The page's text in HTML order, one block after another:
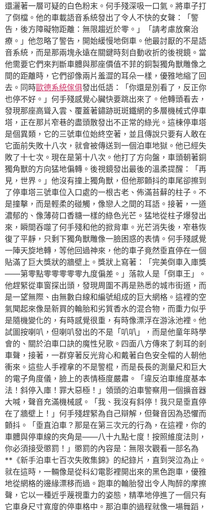
還灑著一層可疑的白色粉末。何手殘深吸一口氣。將車子打
了倒檔。他的車載語音系統發出了令人不快的女聲：「警
告，後方障礙物距離：無限趨近於零。」「請考慮放棄治
療。」他忽略了警告，開始緩慢地倒車。他最討厭的不是語
音系統，而是那兩塊永遠在關鍵時刻自動收折的後視鏡。當
他需要它們來判斷車體與那座價值不菲的銅製獨角獸雕像之
間的距離時，它們卻像兩片羞澀的耳朵一樣，優雅地縮了回
去。同時歐德系統傢俱發出低語：「你還是別看了，反正你
也停不好。」何手殘感覺心臟快要跳出來了。他轉頭看去，
發現那座高聳入雲、覆蓋著鏽跡斑斑鐵網的多層機械式停車
塔，正在那片窄巷的盡頭散發出不正常的綠光。這棟停車塔
是個異類，它的三號車位始終空著，並且傳說只要有人敢在
它面前失敗十八次，就會被傳送到一個泊車地獄。他已經失
敗了十七次。現在是第十八次。他打了方向盤，車頭朝著銅
獨角獸的方向猛地偏轉。後視鏡發出最後的溫柔提醒：「再
見，世界。」他沒有撞上獨角獸，但他那顫抖的車尾卻擦到
了停車塔三號車位入口處的一根古老、佈滿苔蘚的柱子。不
是撞擊，而是輕柔的碰觸，像戀人之間的耳語。接著，一道
濃郁的、像薄荷口香糖一樣的綠色光芒。猛地從柱子爆發出
來，瞬間吞噬了何手殘和他的掀背車。光芒消失後，窄巷恢
復了平靜，只剩下獨角獸雕像一臉困惑的表情。何手殘感覺
一陣天旋地轉，等他回過神來，他的車子竟然垂直停在一個
貼滿了巨大獎狀的牆壁上。獎狀上寫著：「完美倒車入庫獎
——第零點零零零零零九度偏差。」落款人是「倒車王」。
他趕緊從車窗探出頭，發現周圍不再是熟悉的城市街道，而
是一望無際、由無數白線和編號組成的巨大網格。這裡的空
氣聞起來像是新買的輪胎和劣質香水的混合物，而重力似乎
是隨機變化的，有時感覺很重，有時像漂浮在游泳池裡。他
試圖按喇叭，但喇叭發出的不是「叭叭」，而是他童年時學
會的、關於泊車口訣的魔性兒歌。四面八方傳來了刺耳的剎
車聲，接著，一群穿著反光背心和戴著白色安全帽的人朝他
衝來。這些人手裡拿的不是警棍，而是長長的測量尺和巨大
的電子角度儀，臉上的表情極度嚴肅。「違反泊車維度基本
法！斜停入庫！罪大惡極！」領頭的泊車警察用一個擴音器
大喊，聲音充滿機械感。「我、我沒有斜停！我只是垂直停
在了牆壁上！」何手殘趕緊為自己辯解，但聲音因為恐懼而
顫抖。「垂直泊車？那是在第三次元的行為，在這裡，你的
車體與停車線的夾角是——八十九點七度！按照維度法則，
你必須接受懲罰！」懲罰的內容是：無限次觀看一部名為
**《新手泊車七百次失敗集錦》的紀錄片，直到哭泣為止。
就在這時，一輛像是從科幻電影裡開出來的黑色跑車，優雅
地從網格的邊緣漂移而過。跑車的輪胎發出令人陶醉的摩擦
聲，它以一種近乎蔑視重力的姿態，精準地停進了一個只有
它車身尺寸寬度的停車格中。那泊車的過程就像一場舞蹈，